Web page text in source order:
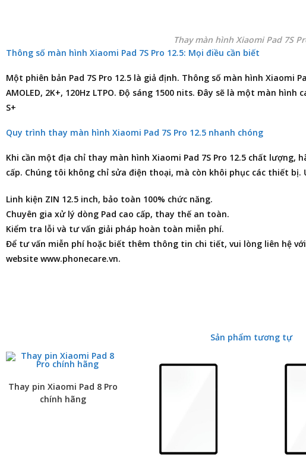
Thay màn hình Xiaomi Pad 7S
Thông số màn hình Xiaomi Pad 7S Pro 12.5: Mọi điều cần biết
Một phiên bản Pad 7S Pro 12.5 là giả định. Thông số màn hình Xiaomi
AMOLED, 2K+, 120Hz LTPO. Độ sáng 1500 nits. Đây sẽ là một màn
S+
Quy trình thay màn hình Xiaomi Pad 7S Pro 12.5 nhanh chóng
Khi cần một địa chỉ thay màn hình Xiaomi Pad 7S Pro 12.5 chất lượng,
cấp. Chúng tôi không chỉ sửa điện thoại, mà còn khôi phục các thiết bị.
Linh kiện ZIN 12.5 inch, bảo toàn 100% chức năng.
Chuyên gia xử lý dòng Pad cao cấp, thay thế an toàn.
Kiểm tra lỗi và tư vấn giải pháp hoàn toàn miễn phí.
Để tư vấn miễn phí hoặc biết thêm thông tin chi tiết, vui lòng liên hệ
website www.phonecare.vn.
Sản phẩm tương tự
Thay pin Xiaomi Pad 8 Pro
chính hãng